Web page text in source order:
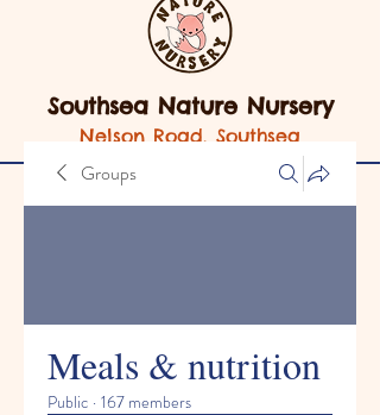
Southsea Nature Nursery
Nelson Road, Southsea
Groups
Meals & nutrition
Public · 167 members